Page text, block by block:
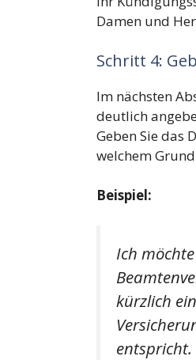
Damen und
Schritt 4:
Im nächsten
deutlich
Geben Sie das
welchem
Beispiel:
Ich
kürzlich
entspricht.